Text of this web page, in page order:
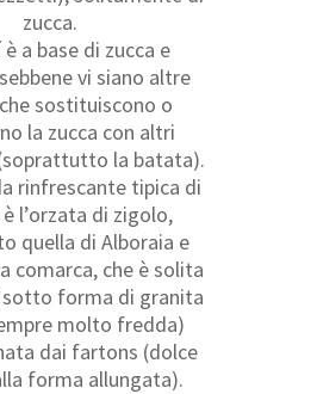
zucca.
è a base di zucca e
vi siano altre
sostituiscono o
la zucca con altri
la batata).
rinfrescante tipica di
l’orzata di zigolo,
quella di Alboraia e
comarca, che è solita
sotto forma di granita
molto fredda)
dai fartons (dolce
forma allungata).